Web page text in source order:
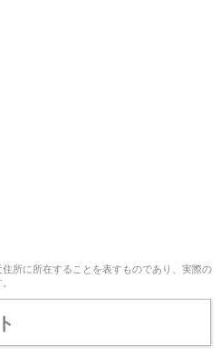
所に所在することを表すものであり、実際の